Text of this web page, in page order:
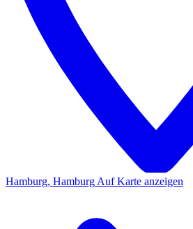
Hamburg, Hamburg Auf Karte anzeigen